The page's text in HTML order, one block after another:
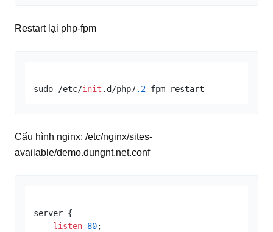
Restart lại php-fpm
sudo /etc/init .d/php7.2
Cấu hình nginx: /etc/nginx/sites-
available/demo.dungnt.net.conf
server {
listen 80;